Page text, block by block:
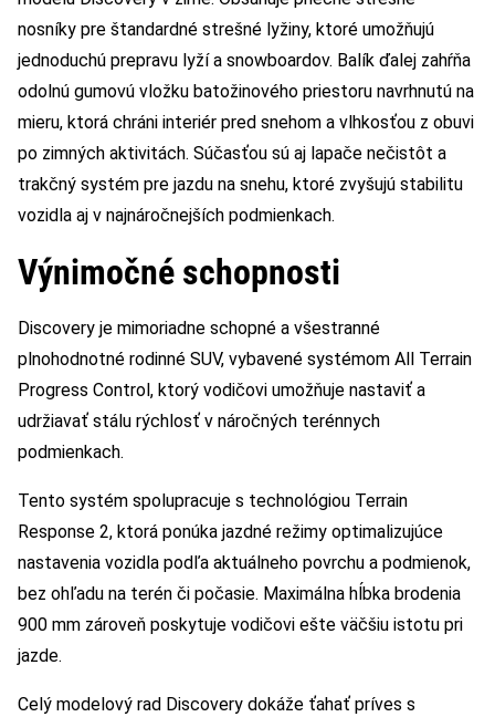
nosníky pre štandardné strešné lyžiny, ktoré umožňujú
jednoduchú prepravu lyží a snowboardov. Balík ďalej zahŕňa
odolnú gumovú vložku batožinového priestoru navrhnutú na
mieru, ktorá chráni interiér pred snehom a vlhkosťou z obuvi
po zimných aktivitách. Súčasťou sú aj lapače nečistôt a
trakčný systém pre jazdu na snehu, ktoré zvyšujú stabilitu
vozidla aj v najnáročnejších podmienkach.
Výnimočné schopnosti
Discovery je mimoriadne schopné a všestranné
plnohodnotné rodinné SUV, vybavené systémom All Terrain
Progress Control, ktorý vodičovi umožňuje nastaviť a
udržiavať stálu rýchlosť v náročných terénnych
podmienkach.
Tento systém spolupracuje s technológiou Terrain
Response 2, ktorá ponúka jazdné režimy optimalizujúce
nastavenia vozidla podľa aktuálneho povrchu a podmienok,
bez ohľadu na terén či počasie. Maximálna hĺbka brodenia
900 mm zároveň poskytuje vodičovi ešte väčšiu istotu pri
jazde.
Celý modelový rad Discovery dokáže ťahať príves s